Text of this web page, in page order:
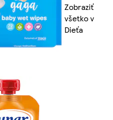
Zobraziť
všetko v
Dieťa